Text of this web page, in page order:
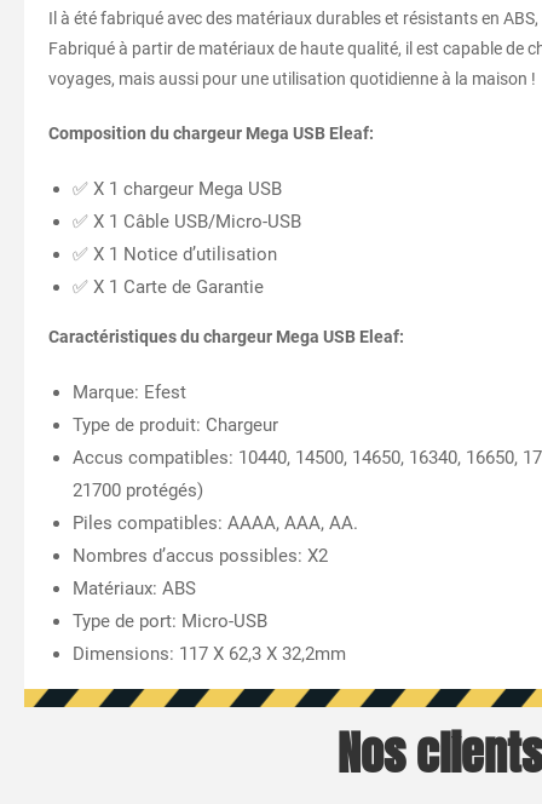
Il à été fabriqué avec des matériaux durables et résistants en
Fabriqué à partir de matériaux de haute qualité, il est capable de
voyages, mais aussi pour une utilisation quotidienne à la maison !
Composition du chargeur Mega USB Eleaf:
✅ X 1 chargeur Mega USB
✅ X 1 Câble USB/Micro-USB
✅ X 1 Notice d’utilisation
✅ X 1 Carte de Garantie
Caractéristiques du chargeur Mega USB Eleaf:
Marque: Efest
Type de produit: Chargeur
Accus compatibles: 10440, 14500, 14650, 16340, 16650,
21700 protégés)
Piles compatibles: AAAA, AAA, AA.
Nombres d’accus possibles: X2
Matériaux: ABS
Type de port: Micro-USB
Dimensions: 117 X 62,3 X 32,2mm
Nos